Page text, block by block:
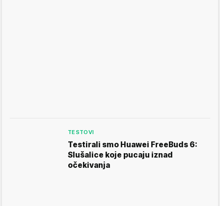
TESTOVI
Testirali smo Huawei FreeBuds 6:
Slušalice koje pucaju iznad
očekivanja